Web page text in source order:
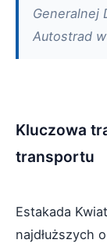
Generalnej
Autostrad
Kluczowa
transportu
Estakada
najdłuższych